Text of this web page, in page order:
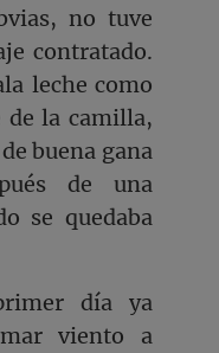
no tuve
contratado.
leche como
de la camilla,
buena gana
de una
se quedaba
día ya
viento a